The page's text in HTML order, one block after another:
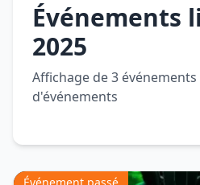
français
Événements
2025
Affichage de 3
d'événements